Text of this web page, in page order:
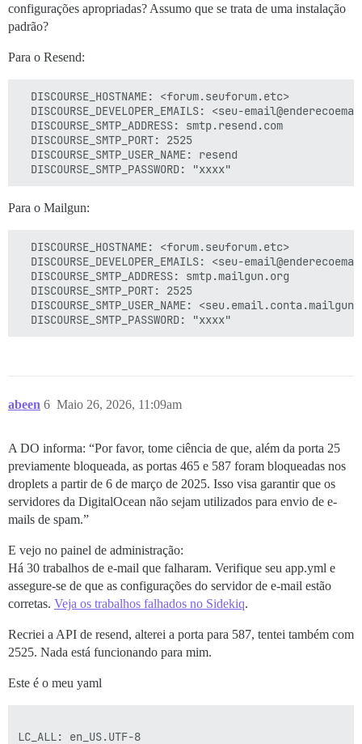
configurações apropriadas? Assumo que se trata de uma instalação
padrão?
Para o Resend:
  DISCOURSE_HOSTNAME: <forum.seuforum.etc>
DISCOURSE_DEVELOPER_EMAILS: <seu-
  DISCOURSE_SMTP_ADDRESS: smtp.resend.com
  DISCOURSE_SMTP_PORT: 2525
  DISCOURSE_SMTP_USER_NAME: resend
Para o Mailgun:
  DISCOURSE_HOSTNAME: <forum.seuforum.etc>
DISCOURSE_DEVELOPER_EMAILS: <seu-
  DISCOURSE_SMTP_ADDRESS: smtp.mailgun.org
  DISCOURSE_SMTP_PORT: 2525
  DISCOURSE_SMTP_USER_NAME: <seu.email.conta.mailgun>
abeen Maio 26, 2026, 11:09am
6
A DO informa: “Por favor, tome ciência de que, além da porta 25
previamente bloqueada, as portas 465 e 587 foram bloqueadas nos
droplets a partir de 6 de março de 2025. Isso visa garantir que os
servidores da DigitalOcean não sejam utilizados para envio de e-
mails de spam.”
E vejo no painel de administração:
Há 30 trabalhos de e-mail que falharam. Verifique seu app.yml e
assegure-se de que as configurações do servidor de e-mail estão
corretas. Veja os trabalhos falhados no Sidekiq.
Recriei a API de resend, alterei a porta para 587, tentei também com
2525. Nada está funcionando para mim.
Este é o meu yaml
LC_ALL: en_US.UTF-8